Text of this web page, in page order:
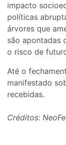
impacto
políticas
árvores que
são apontadas
o risco de
Até o
manifestado
recebidas.
Créditos: